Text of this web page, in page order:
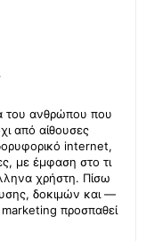
του ανθρώπου που
από αίθουσες
internet,
με έμφαση στο τι
χρήστη. Πίσω
δοκιμών και —
marketing προσπαθεί